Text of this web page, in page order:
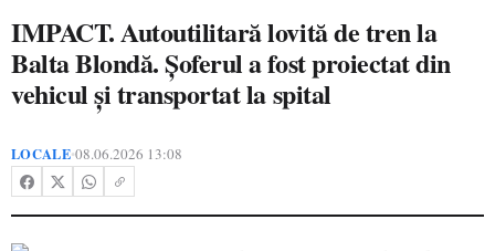
IMPACT. Autoutilitară lovită de tren la
Balta Blondă. Șoferul a fost proiectat din
vehicul și transportat la spital
LOCALE•08.06.2026 13:08